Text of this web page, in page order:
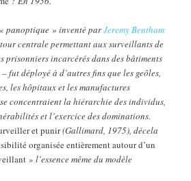
panoptique » inventé parJeremy Bentham
centrale permettant aux surveillants de
prisonniers incarcérés dans des bâtiments
fut déployé à d’autres fins que les geôles,
les hôpitaux et les manufactures
concentraient la hiérarchie des individus,
et l’exercice des dominations.
et punir(Gallimard, 1975), décela
organisée entièrement autour d’un
» l’essence même du modèle